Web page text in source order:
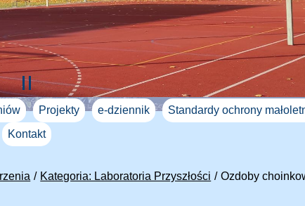
Projekty e-dziennik Standardy ochrony
Kontakt
Kategoria: Laboratoria Przyszłości Ozdoby